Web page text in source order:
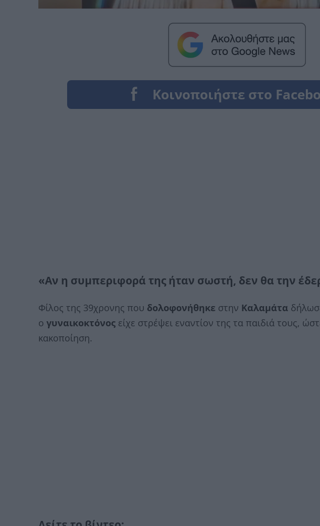
«Αν η συμπεριφορά της ήταν σωστή, δεν θα την
Φίλος της 39χρονης που δολοφονήθηκε στην Καλαμάτα
ο γυναικοκτόνος είχε στρέψει εναντίον της τα παιδιά τους,
κακοποίηση.